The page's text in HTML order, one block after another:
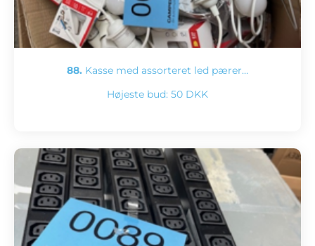
88. Kasse med assorteret led pærer…
Højeste bud: 50 DKK